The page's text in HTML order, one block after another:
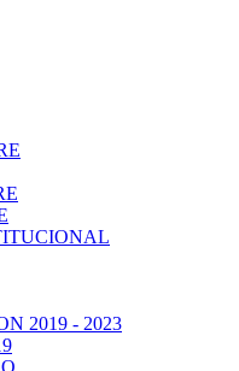
2019 - 2023